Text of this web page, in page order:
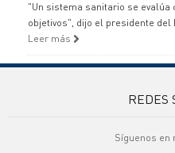
"Un sistema sanitario se evalúa
objetivos", dijo el presidente del
Leer más
REDES
Síguenos en